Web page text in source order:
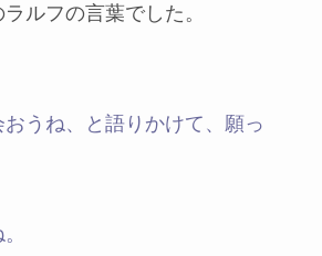
ルフの言葉でした。
うね、と語りかけて、願っ